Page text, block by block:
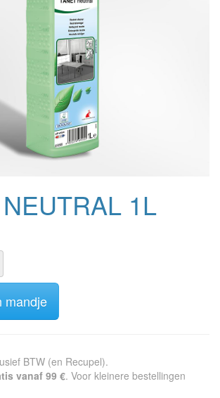
1L
mandje
BTW (en Recupel).
vanaf 99 €. Voor kleinere bestellingen